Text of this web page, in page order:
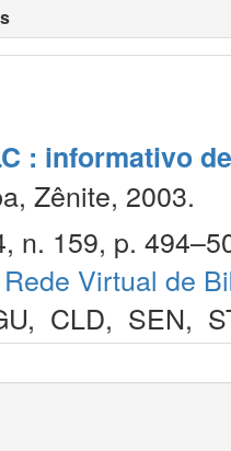
: informativo
Zênite, 2003.
n. 159, p.
Rede Virtual de
, CLD, SEN,